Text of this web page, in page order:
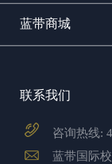
蓝带商城
联系我们
咨询热线:
蓝带国际